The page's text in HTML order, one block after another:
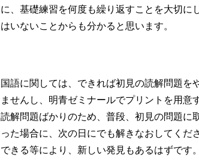
に、基礎練習を何度も繰り返すことを大切に
はいないことからも分かると思います。
国語に関しては、できれば初見の読解問題
ませんし、明青ゼミナールでプリントを用
読解問題ばかりのため、普段、初見の問題に
った場合に、次の日にでも解きなおしてく
できる等により、新しい発見もあるはずです